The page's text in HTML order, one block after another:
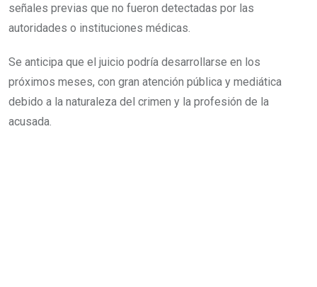
señales previas que no fueron detectadas por las
autoridades o instituciones médicas.
Se anticipa que el juicio podría desarrollarse en los
próximos meses, con gran atención pública y mediática
debido a la naturaleza del crimen y la profesión de la
acusada.